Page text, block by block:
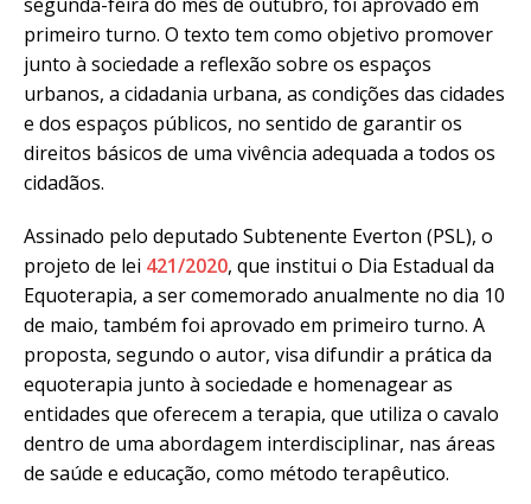
primeiro turno. O texto tem como objetivo promover
junto à sociedade a reflexão sobre os espaços
urbanos, a cidadania urbana, as condições das cidades
e dos espaços públicos, no sentido de garantir os
direitos básicos de uma vivência adequada a todos os
cidadãos.
Assinado pelo deputado Subtenente Everton (PSL), o
projeto de lei 421/2020, que institui o Dia Estadual da
Equoterapia, a ser comemorado anualmente no dia 10
de maio, também foi aprovado em primeiro turno. A
proposta, segundo o autor, visa difundir a prática da
equoterapia junto à sociedade e homenagear as
entidades que oferecem a terapia, que utiliza o cavalo
dentro de uma abordagem interdisciplinar, nas áreas
de saúde e educação, como método terapêutico.